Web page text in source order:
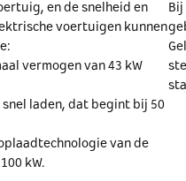
en de snelheid en
voertuigen kunnen
vermogen van 43 kW
snel laden, dat begint bij 50
van de
kW.